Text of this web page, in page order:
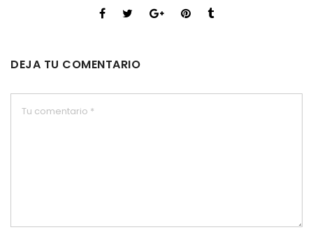
DEJA TU COMENTARIO